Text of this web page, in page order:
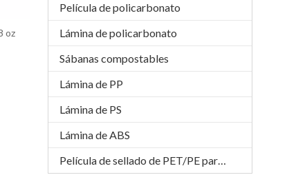
oz
Película de policarbonato
Lámina de policarbonato
Sábanas compostables
Lámina de PP
Lámina de PS
Lámina de ABS
Película de sellado de PET/PE para bandeja APET